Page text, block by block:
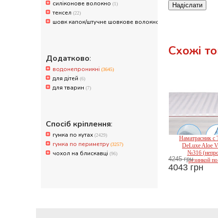
силіконове волокно (1)
тенсел (22)
шовк капок/штучне шовкове волокно
Додатково:
водонепроникні (3645)
для дітей (6)
для тварин (7)
Спосіб кріплення:
гумка по кутах (2429)
гумка по периметру (3257)
чохол на блискавці (96)
Надіслати
Схожі
Наматрасник с
DeLuxe Aloe
№316
резинкой
4245 грн
4043 грн